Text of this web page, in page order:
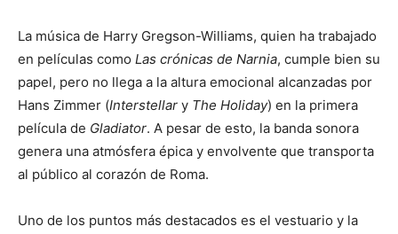
La música de Harry Gregson-Williams, quien ha trabajado
en películas como Las crónicas de Narnia, cumple bien su
papel, pero no llega a la altura emocional alcanzadas por
Hans Zimmer (Interstellar y The Holiday) en la primera
película de Gladiator. A pesar de esto, la banda sonora
genera una atmósfera épica y envolvente que transporta
al público al corazón de Roma.
Uno de los puntos más destacados es el vestuario y la